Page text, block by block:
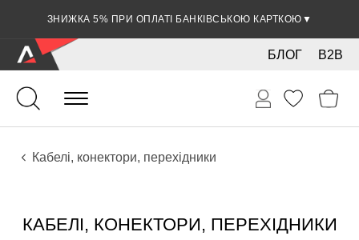
ЗНИЖКА 5% ПРИ ОПЛАТІ БАНКІВСЬКОЮ КАРТКОЮ ▼
B2B
БЛОГ
Гітари
Електро інструменти
Звукове обладнання
Кабелі, конектори, перехідники
КАБЕЛІ, КОНЕКТОРИ, ПЕРЕХІДНИКИ